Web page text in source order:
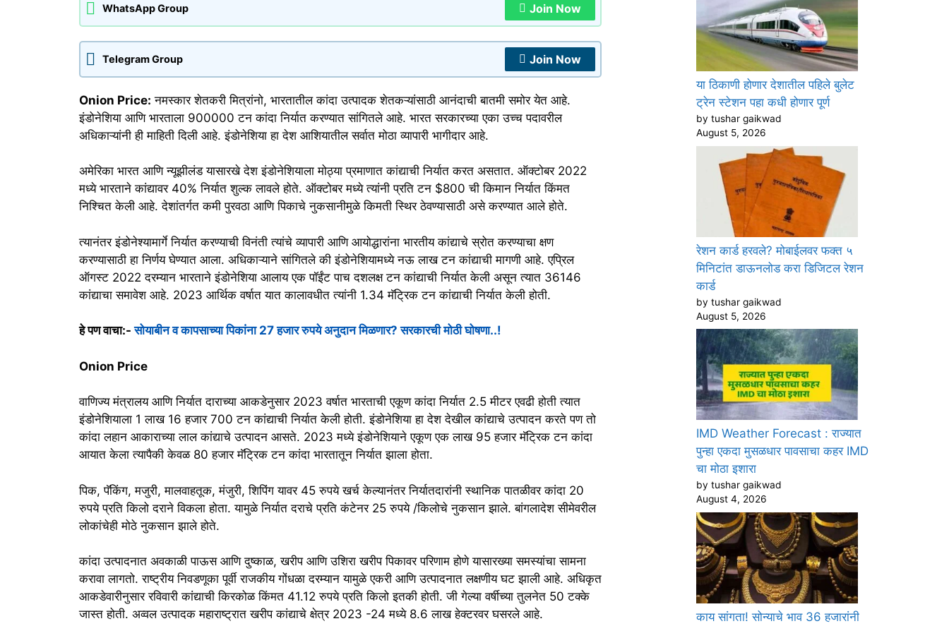
WhatsApp Group Join Now
Telegram Group Join Now
Onion Price: नमस्कार शेतकरी मित्रांनो, भारतातील कांदा उत्पादक शेतकऱ्यांसाठी आनंदाची बातमी समोर येत आहे.
इंडोनेशिया आणि भारताला 900000 टन कांदा निर्यात करण्यात सांगितले आहे. भारत सरकारच्या एका उच्च पदावरील
अधिकाऱ्यांनी ही माहिती दिली आहे. इंडोनेशिया हा देश आशियातील सर्वात मोठा व्यापारी भागीदार आहे.
अमेरिका भारत आणि न्यूझीलंड यासारखे देश इंडोनेशियाला मोठ्या प्रमाणात कांद्याची निर्यात करत असतात. ऑक्टोबर 2022
मध्ये भारताने कांद्यावर 40% निर्यात शुल्क लावले होते. ऑक्टोबर मध्ये त्यांनी प्रति टन $800 ची किमान निर्यात किंमत
निश्चित केली आहे. देशांतर्गत कमी पुरवठा आणि पिकाचे नुकसानीमुळे किमती स्थिर ठेवण्यासाठी असे करण्यात आले होते.
त्यानंतर इंडोनेश्यामार्गे निर्यात करण्याची विनंती त्यांचे व्यापारी आणि आयोद्धारांना भारतीय कांद्याचे स्रोत करण्याचा क्षण
करण्यासाठी हा निर्णय घेण्यात आला. अधिकाऱ्याने सांगितले की इंडोनेशियामध्ये नऊ लाख टन कांद्याची मागणी आहे. एप्रिल
ऑगस्ट 2022 दरम्यान भारताने इंडोनेशिया आलाय एक पॉईंट पाच दशलक्ष टन कांद्याची निर्यात केली असून त्यात 36146
कांद्याचा समावेश आहे. 2023 आर्थिक वर्षात यात कालावधीत त्यांनी 1.34 मॅट्रिक टन कांद्याची निर्यात केली होती.
हे पण वाचा:-सोयाबीन व कापसाच्या पिकांना 27 हजार रुपये अनुदान मिळणार? सरकारची मोठी घोषणा..!
Onion Price
वाणिज्य मंत्रालय आणि निर्यात दाराच्या आकडेनुसार 2023 वर्षात भारताची एकूण कांदा निर्यात 2.5 मीटर एवढी होती त्यात
इंडोनेशियाला 1 लाख 16 हजार 700 टन कांद्याची निर्यात केली होती. इंडोनेशिया हा देश देखील कांद्याचे उत्पादन करते पण तो
कांदा लहान आकाराच्या लाल कांद्याचे उत्पादन आसते. 2023 मध्ये इंडोनेशियाने एकूण एक लाख 95 हजार मॅट्रिक टन कांदा
आयात केला त्यापैकी केवळ 80 हजार मॅट्रिक टन कांदा भारतातून निर्यात झाला होता.
पिक, पॅकिंग, मजुरी, मालवाहतूक, मंजुरी, शिपिंग यावर 45 रुपये खर्च केल्यानंतर निर्यातदारांनी स्थानिक पातळीवर कांदा 20
रुपये प्रति किलो दराने विकला होता. यामुळे निर्यात दराचे प्रति कंटेनर 25 रुपये /किलोचे नुकसान झाले. बांगलादेश सीमेवरील
लोकांचेही मोठे नुकसान झाले होते.
कांदा उत्पादनात अवकाळी पाऊस आणि दुष्काळ, खरीप आणि उशिरा खरीप पिकावर परिणाम होणे यासारख्या समस्यांचा सामना
करावा लागतो. राष्ट्रीय निवडणूका पूर्वी राजकीय गोंधळा दरम्यान यामुळे एकरी आणि उत्पादनात लक्षणीय घट झाली आहे. अधिकृत
आकडेवारीनुसार रविवारी कांद्याची किरकोळ किंमत 41.12 रुपये प्रति किलो इतकी होती. जी गेल्या वर्षीच्या तुलनेत 50 टक्के
जास्त होती. अव्वल उत्पादक महाराष्ट्रात खरीप कांद्याचे क्षेत्र 2023 -24 मध्ये 8.6 लाख हेक्टरवर घसरले आहे.
या ठिकाणी होणार देशातील पहिले बुलेट
ट्रेन स्टेशन पहा कधी होणार पूर्ण
by tushar gaikwad
August 5, 2026
रेशन कार्ड हरवले? मोबाईलवर फक्त ५
मिनिटांत डाऊनलोड करा डिजिटल रेशन
कार्ड
by tushar gaikwad
August 5, 2026
IMD Weather Forecast : राज्यात
पुन्हा एकदा मुसळधार पावसाचा कहर IMD
चा मोठा इशारा
by tushar gaikwad
August 4, 2026
काय सांगता! सोन्याचे भाव 36 हजारांनी